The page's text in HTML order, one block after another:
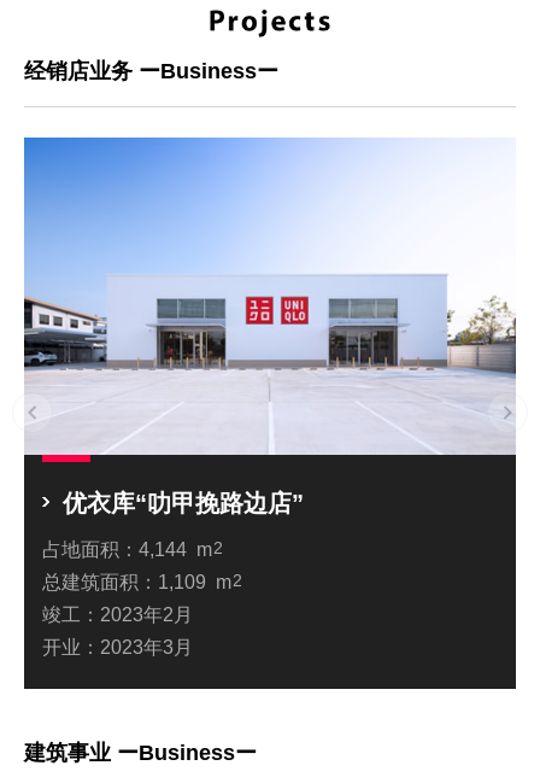
经销店业务 ーBusinessー
优衣库“叻甲挽路边店”
占地面积： 4,144 m2
总建筑面积： 1,109 m2
竣工： 2023年2月
开业： 2023年3月
建筑事业 ーBusinessー